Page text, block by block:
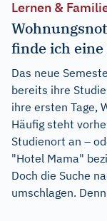
Lernen &
finde ich eine
Das neue
bereits ihre
ihre ersten Tage,
Häufig steht
Studienort an –
"Hotel Mama"
Doch die Suche
umschlagen.